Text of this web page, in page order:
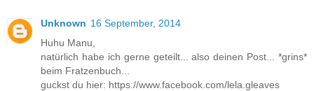
Unknown 16 September, 2014
Huhu Manu,
natürlich habe ich gerne geteilt... also deinen Post... *grins*
beim Fratzenbuch...
guckst du hier: https://www.facebook.com/lela.gleaves